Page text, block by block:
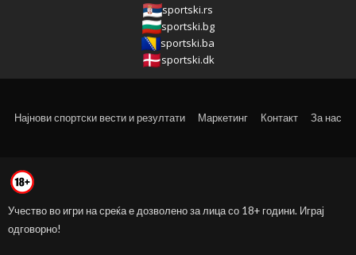
sportski.rs
sportski.bg
sportski.ba
sportski.dk
Најнови спортски вести и резултати Маркетинг Контакт За нас
Учество во игри на среќа е дозволено за лица со 18+ години. Играј
одговорно!